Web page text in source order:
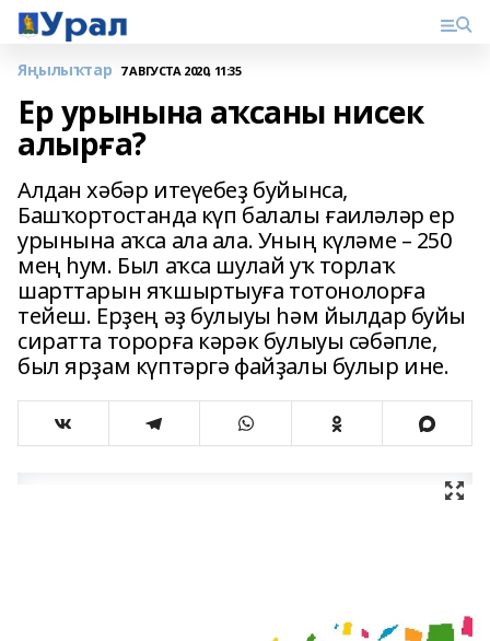
Яңылыҡтар 7 АВГУСТА 2020, 11:35
Ер урынына аҡсаны нисек
алырға?
Алдан хәбәр итеүебеҙ буйынса,
Башҡортостанда күп балалы ғаиләләр ер
урынына аҡса ала ала. Уның күләме – 250
мең һум. Был аҡса шулай уҡ торлаҡ
шарттарын яҡшыртыуға тотонолорға
тейеш. Ерҙең әҙ булыуы һәм йылдар буйы
сиратта торорға кәрәк булыуы сәбәпле,
был ярҙам күптәргә файҙалы булыр ине.